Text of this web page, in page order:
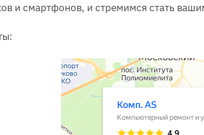
и смартфонов, и стремимся стать